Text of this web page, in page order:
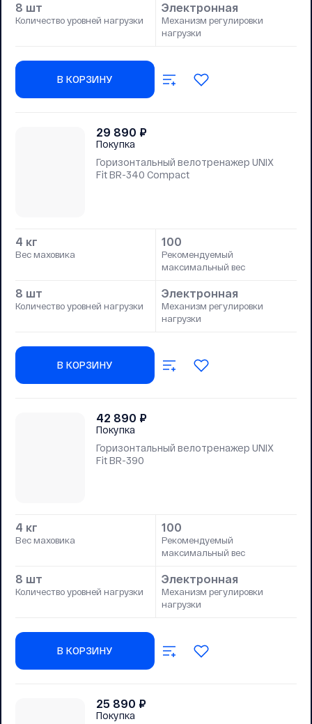
8 шт
Количество уровней нагрузки
Электронная
Механизм регулировки
нагрузки
В КОРЗИНУ
29 890 ₽
Покупка
Горизонтальный велотренажер UNIX
Fit BR-340 Compact
4 кг
Вес маховика
100
Рекомендуемый
максимальный вес
8 шт
Количество уровней нагрузки
Электронная
Механизм регулировки
нагрузки
В КОРЗИНУ
42 890 ₽
Покупка
Горизонтальный велотренажер UNIX
Fit BR-390
4 кг
Вес маховика
100
Рекомендуемый
максимальный вес
8 шт
Количество уровней нагрузки
Электронная
Механизм регулировки
нагрузки
В КОРЗИНУ
25 890 ₽
Покупка